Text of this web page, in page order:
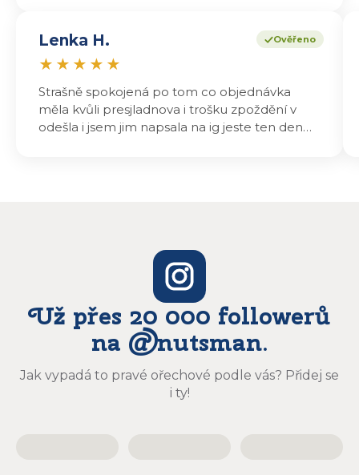
Ověřeno
Lenka H.
★ ★ ★ ★ ★
Strašně spokojená po tom co objednávka
měla kvůli presjladnova i trošku zpoždění v
odešla i jsem jim napsala na ig jeste ten den
Už přes 20 000 followerů
na @nutsman.
Jak vypadá to pravé ořechové podle vás? Přidej se
i ty!